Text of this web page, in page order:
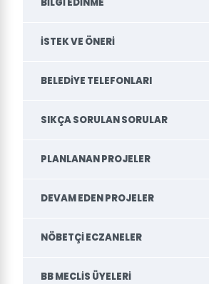
İSTEK VE ÖNERI
BELEDİYE TELEFONLARI
SIKÇA SORULAN SORULAR
PLANLANAN PROJELER
DEVAM EDEN PROJELER
NÖBETÇI ECZANELER
BB MECLIS ÜYELERI